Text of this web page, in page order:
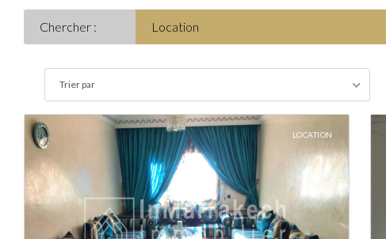
Chercher : Location
Trier par
LOCATION